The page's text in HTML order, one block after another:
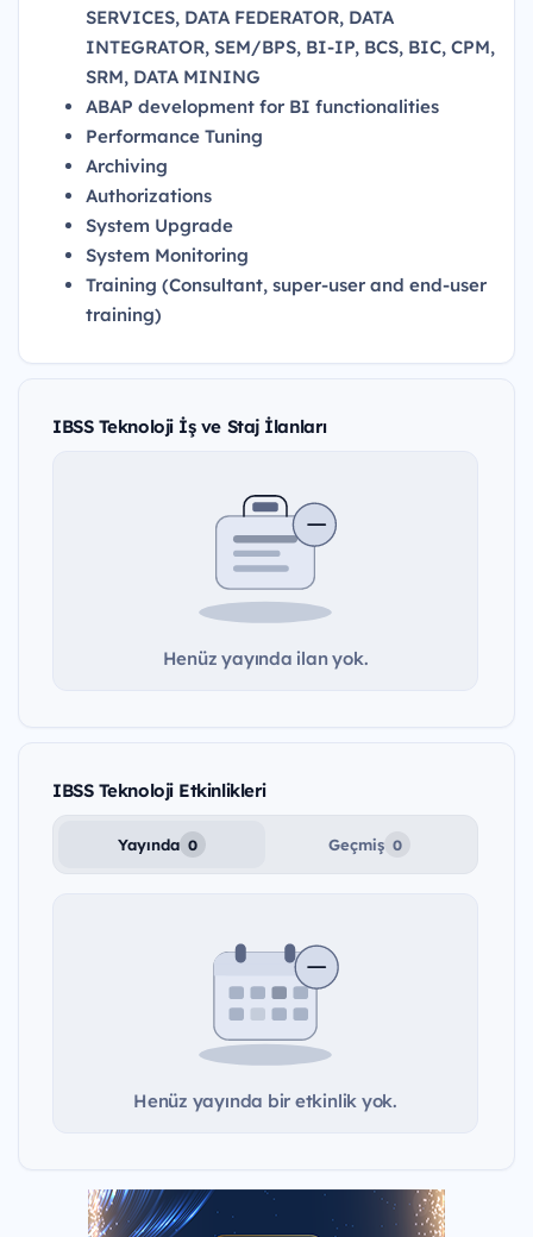
SERVICES, DATA FEDERATOR, DATA
INTEGRATOR, SEM/BPS, BI-IP, BCS, BIC, CPM,
SRM, DATA MINING
ABAP development for BI functionalities
Performance Tuning
Archiving
Authorizations
System Upgrade
System Monitoring
Training (Consultant, super-user and end-user
training)
IBSS Teknoloji İş ve Staj İlanları
Henüz yayında ilan yok.
IBSS Teknoloji Etkinlikleri
Yayında 0 Geçmiş 0
Henüz yayında bir etkinlik yok.